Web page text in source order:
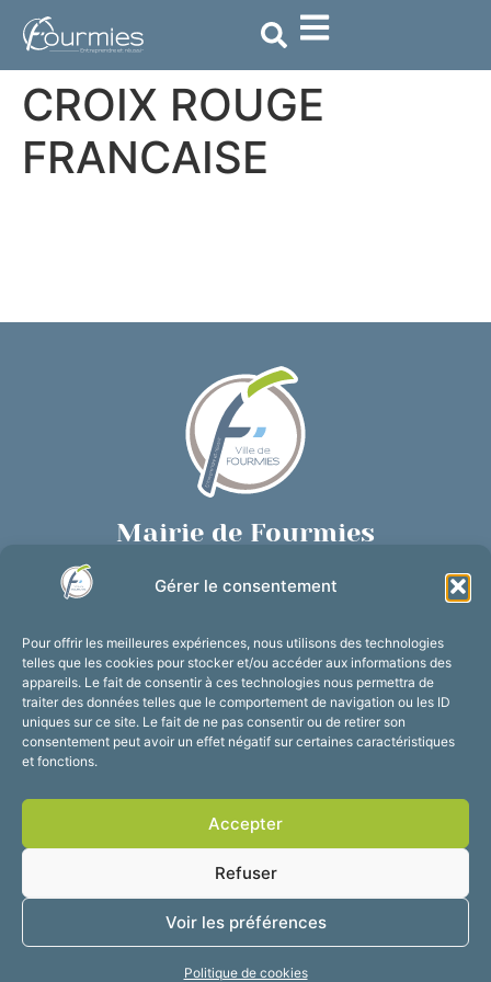
Gérer le consentement
Pour offrir les meilleures expériences, nous utilisons des technologies
telles que les cookies pour stocker et/ou accéder aux informations des
appareils. Le fait de consentir à ces technologies nous permettra de
traiter des données telles que le comportement de navigation ou les ID
uniques sur ce site. Le fait de ne pas consentir ou de retirer son
consentement peut avoir un effet négatif sur certaines caractéristiques
et fonctions.
Accepter
Refuser
Voir les préférences
Politique de cookies
principal
CROIX ROUGE
FRANCAISE
Mairie de Fourmies
03 27 59 69 79
Horaires d’ouverture
Du lundi au vendredi :
de 8h30 à 12h et de 13h30 à 17h30
Suivez-nous !
Accessibilité
Mentions légales
2025 © Propulsé par